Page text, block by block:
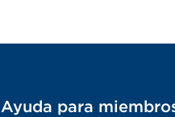
Ayuda para